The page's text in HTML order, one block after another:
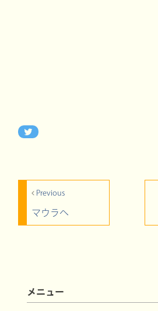
Previous
マウラへ
メニュー